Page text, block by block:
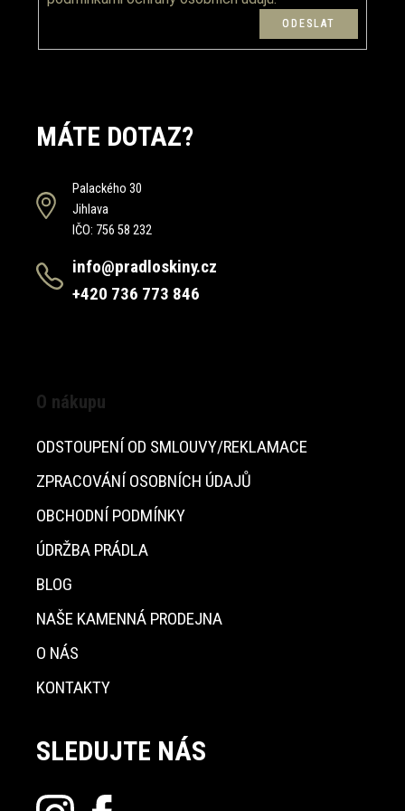
MÁTE DOTAZ?
Palackého 30
Jihlava
IČO: 756 58 232
info@pradloskiny.cz
+420 736 773 846
O nákupu
ODSTOUPENÍ OD SMLOUVY/REKLAMACE
ZPRACOVÁNÍ OSOBNÍCH ÚDAJŮ
OBCHODNÍ PODMÍNKY
ÚDRŽBA PRÁDLA
BLOG
NAŠE KAMENNÁ PRODEJNA
O NÁS
KONTAKTY
SLEDUJTE NÁS